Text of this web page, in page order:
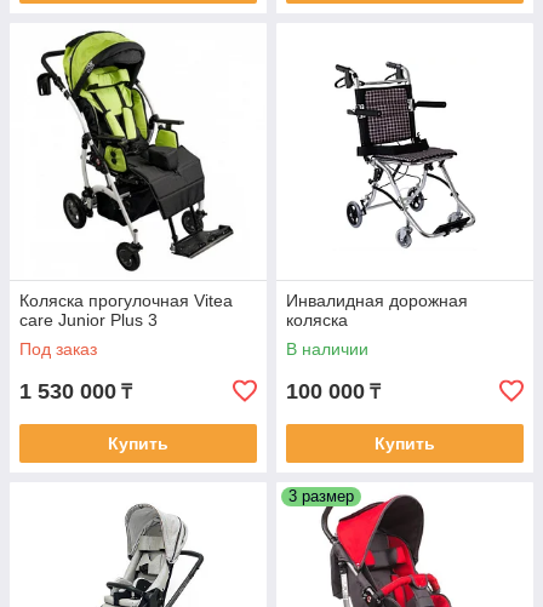
Коляска прогулочная Vitea
care Junior Plus 3
Под заказ
1 530 000 ₸
Купить
Инвалидная дорожная
коляска
В наличии
100 000 ₸
Купить
3 размер